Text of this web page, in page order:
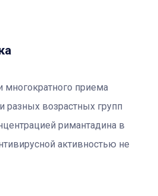
многократного приема
разных возрастных групп
римантадина в
активностью не